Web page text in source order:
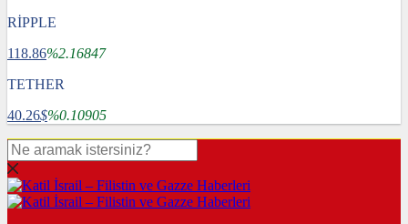
RİPPLE
118.86%2.16847
TETHER
40.26$%0.10905